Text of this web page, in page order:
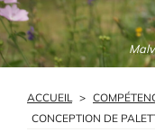
ACCUEIL >
CONCEPTION DE